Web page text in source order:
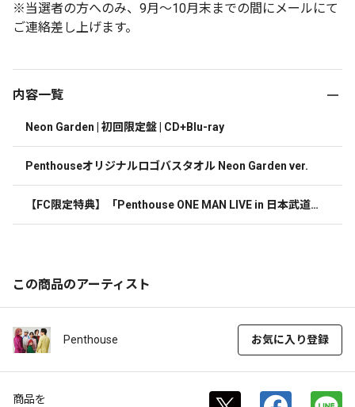
※当選者の方へのみ、9月〜10月末までの間にメールにて
ご連絡差し上げます。
内容一覧
Neon Garden | 初回限定盤 | CD+Blu-ray
【FC限定特典】「Penthouse ONE MAN LIVE in 日本武道
この商品のアーティスト
Penthouse お気に入り登録
商品を